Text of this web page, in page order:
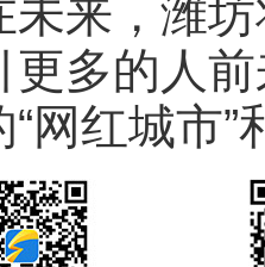
未来，潍
更多的人
网红城市”